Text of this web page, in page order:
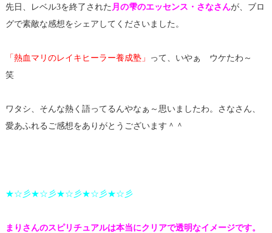
先日、レベル3を終了された 月の雫のエッセンス・さなさんが、ブロ
グで素敵な感想をシェアしてくださいました。
「熱血マリのレイキヒーラー養成塾」
って、いやぁ ウケたわ～
笑
ワタシ、そんな熱く語ってるんやなぁ～思いましたわ。さなさん、
愛あふれるご感想をありがとうございます＾＾
★☆彡★☆彡★☆彡★☆彡★☆彡
まりさんのスピリチュアルは本当にクリアで透明なイメージです。